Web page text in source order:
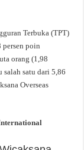
Terbuka (TPT)
persen poin
orang (1,98
satu dari 5,86
Overseas